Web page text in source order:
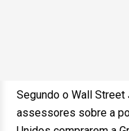
Segundo o Wall Street
assessores sobre a